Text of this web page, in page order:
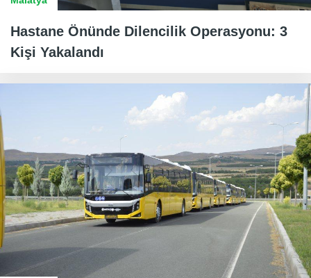
Hastane Önünde Dilencilik Operasyonu: 3
Kişi Yakalandı